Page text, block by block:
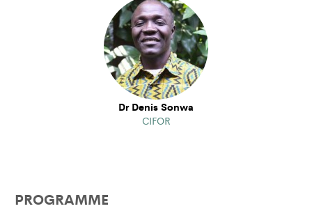
Dr Denis Sonwa
CIFOR
PROGRAMME